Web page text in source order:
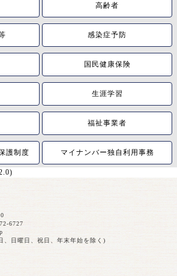
高齢者
感染症予防
国民健康保険
生涯学習
福祉事業者
護制度 マイナンバー独自利用事務
6727
、日曜日、祝日、年末年始を除く)